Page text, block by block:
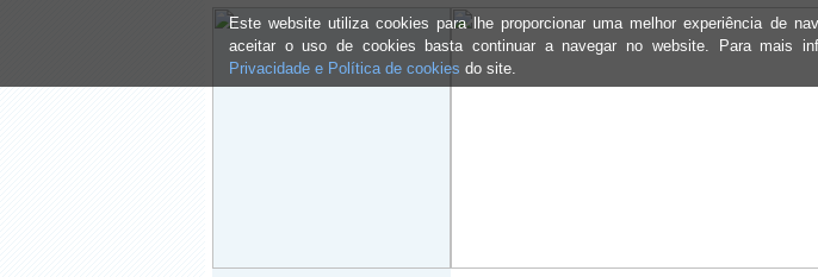
Este website utiliza cookies para lhe proporcionar uma melhor experiência de
aceitar o uso de cookies basta continuar a navegar no website. Para mais
Privacidade e Política de cookies do site.